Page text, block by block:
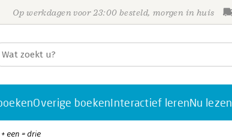
Op werkdagen voor 23:00 besteld, morgen in huis
Overige boekenInteractief lerenNu lezen
+ een = drie